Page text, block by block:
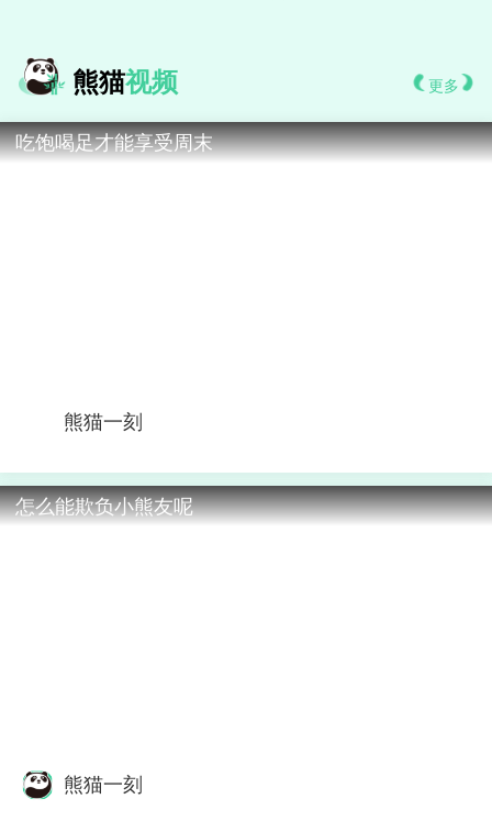
熊猫视频 更多
吃饱喝足才能享受周末
熊猫一刻
怎么能欺负小熊友呢
熊猫一刻